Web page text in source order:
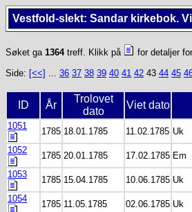
Vestfold-slekt: Sandar kirkebok.
Søket ga 1364treff. Klikk på
for detaljer
Side: [<<] ... 36 37 38 39 40 41 42 43 44 45
ID År
Trolovet
dato
Viet dato
1051
1785 18.01.1785 11.02.1785 Uk
1052
1785 20.01.1785 17.02.1785 Em
1053
1785 15.04.1785 10.06.1785 Uk
1054
1785 11.05.1785 02.06.1785 Uk